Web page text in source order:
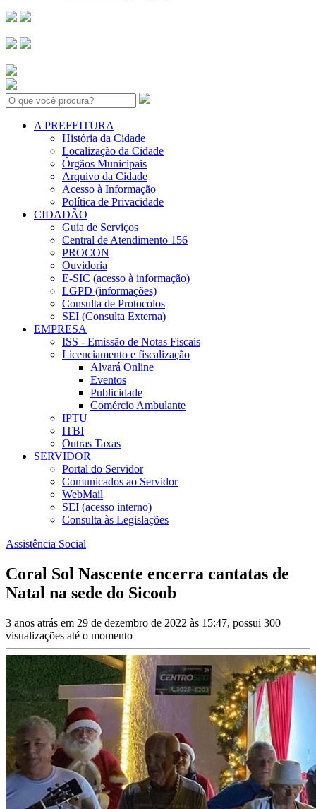
Search:
A PREFEITURA
História da Cidade
Localização da Cidade
Órgãos Municipais
Arquivo da Cidade
Acesso à Informação
Política de Privacidade
CIDADÃO
Guia de Serviços
Central de Atendimento 156
PROCON
Ouvidoria
E-SIC (acesso à informação)
LGPD (informações)
Consulta de Protocolos
SEI (Consulta Externa)
EMPRESA
ISS - Emissão de Notas Fiscais
Licenciamento e fiscalização
Alvará Online
Eventos
Publicidade
Comércio Ambulante
IPTU
ITBI
Outras Taxas
SERVIDOR
Portal do Servidor
Comunicados ao Servidor
WebMail
SEI (acesso interno)
Consulta às Legislações
Assistência Social
Coral Sol Nascente encerra cantatas de
Natal na sede do Sicoob
3 anos atrás em 29 de dezembro de 2022 às 15:47, possui 300
visualizações até o momento